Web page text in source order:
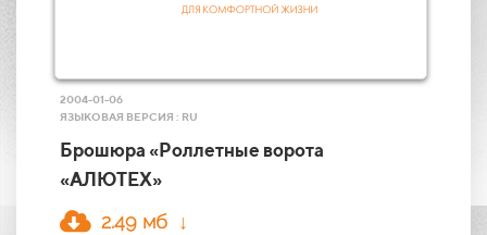
2004-01-06
ЯЗЫКОВАЯ ВЕРСИЯ : RU
Брошюра «Роллетные ворота
«АЛЮТЕХ»
2.49 мб ↓